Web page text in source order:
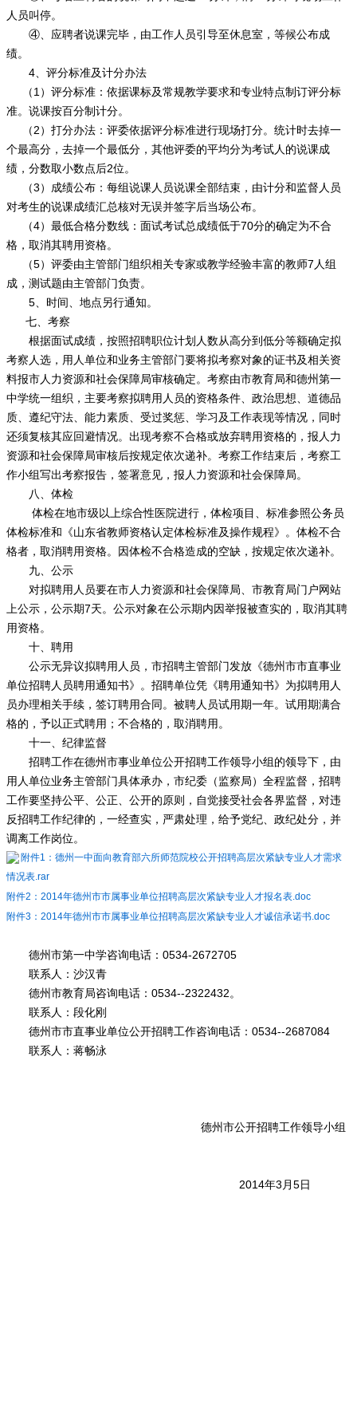
人员叫停。
④、应聘者说课完毕，由工作人员引导至休息室，等候公布成
绩。
4、评分标准及计分办法
（1）评分标准：依据课标及常规教学要求和专业特点制订评分标
准。说课按百分制计分。
（2）打分办法：评委依据评分标准进行现场打分。统计时去掉一
个最高分，去掉一个最低分，其他评委的平均分为考试人的说课成
绩，分数取小数点后2位。
（3）成绩公布：每组说课人员说课全部结束，由计分和监督人员
对考生的说课成绩汇总核对无误并签字后当场公布。
（4）最低合格分数线：面试考试总成绩低于70分的确定为不合
格，取消其聘用资格。
（5）评委由主管部门组织相关专家或教学经验丰富的教师7人组
成，测试题由主管部门负责。
5、时间、地点另行通知。
七、考察
根据面试成绩，按照招聘职位计划人数从高分到低分等额确定拟
考察人选，用人单位和业务主管部门要将拟考察对象的证书及相关资
料报市人力资源和社会保障局审核确定。考察由市教育局和德州第一
中学统一组织，主要考察拟聘用人员的资格条件、政治思想、道德品
质、遵纪守法、能力素质、受过奖惩、学习及工作表现等情况，同时
还须复核其应回避情况。出现考察不合格或放弃聘用资格的，报人力
资源和社会保障局审核后按规定依次递补。考察工作结束后，考察工
作小组写出考察报告，签署意见，报人力资源和社会保障局。
八、体检
体检在地市级以上综合性医院进行，体检项目、标准参照公务员
体检标准和《山东省教师资格认定体检标准及操作规程》。体检不合
格者，取消聘用资格。因体检不合格造成的空缺，按规定依次递补。
九、公示
对拟聘用人员要在市人力资源和社会保障局、市教育局门户网站
上公示，公示期7天。公示对象在公示期内因举报被查实的，取消其聘
用资格。
十、聘用
公示无异议拟聘用人员，市招聘主管部门发放《德州市市直事业
单位招聘人员聘用通知书》。招聘单位凭《聘用通知书》为拟聘用人
员办理相关手续，签订聘用合同。被聘人员试用期一年。试用期满合
格的，予以正式聘用；不合格的，取消聘用。
十一、纪律监督
招聘工作在德州市事业单位公开招聘工作领导小组的领导下，由
用人单位业务主管部门具体承办，市纪委（监察局）全程监督，招聘
工作要坚持公平、公正、公开的原则，自觉接受社会各界监督，对违
反招聘工作纪律的，一经查实，严肃处理，给予党纪、政纪处分，并
调离工作岗位。
附件1：德州一中面向教育部六所师范院校公开招聘高层次紧缺专业人才需求
情况表.rar
附件2：2014年德州市市属事业单位招聘高层次紧缺专业人才报名表.doc
附件3：2014年德州市市属事业单位招聘高层次紧缺专业人才诚信承诺书.doc
德州市第一中学咨询电话：0534-2672705
联系人：沙汉青
德州市教育局咨询电话：0534--2322432。
联系人：段化刚
德州市市直事业单位公开招聘工作咨询电话：0534--2687084
联系人：蒋畅泳
德州市公开招聘工作领导小组
2014年3月5日